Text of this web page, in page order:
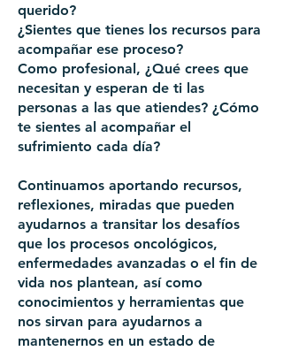
querido?
¿Sientes que tienes los recursos para
acompañar ese proceso?
Como profesional, ¿Qué crees que
necesitan y esperan de ti las
personas a las que atiendes? ¿Cómo
te sientes al acompañar el
sufrimiento cada día?
Continuamos aportando recursos,
reflexiones, miradas que pueden
ayudarnos a transitar los desafíos
que los procesos oncológicos,
enfermedades avanzadas o el fin de
vida nos plantean, así como
conocimientos y herramientas que
nos sirvan para ayudarnos a
mantenernos en un estado de